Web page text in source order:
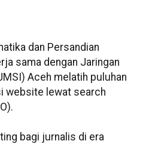
dan Persandian
sama dengan Jaringan
Aceh melatih puluhan
website lewat search
bagi jurnalis di era